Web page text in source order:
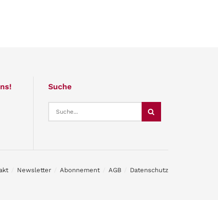
Suche
Newsletter Abonnement AGB Datenschutz